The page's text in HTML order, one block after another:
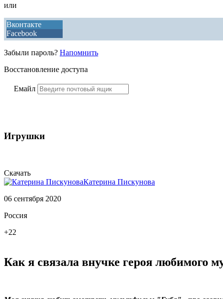
или
Вконтакте
Facebook
Забыли пароль? Напомнить
Восстановление доступа
Емайл
Игрушки
Скачать
Катерина Пискунова
06 сентября 2020
Россия
+22
Как я связала внучке героя любимого